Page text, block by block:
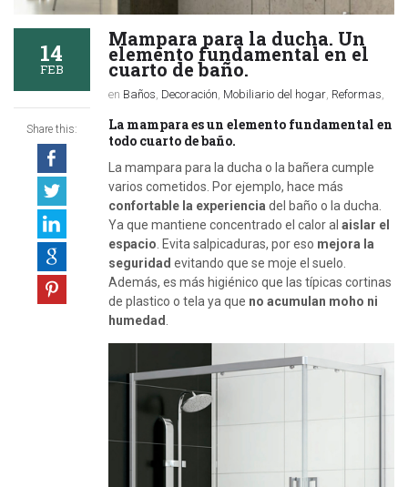
14
FEB
Share this:
Mampara para la ducha. Un
elemento fundamental en el
cuarto de baño.
en Baños Decoración Mobiliario del hogar, Reformas
La mampara es un elemento fundamental en
todo cuarto de baño.
La mampara para la ducha o la bañera cumple
varios cometidos. Por ejemplo, hace más
confortable la experiencia del baño o la ducha.
Ya que mantiene concentrado el calor al aislar el
espacio . Evita salpicaduras, por eso mejora la
seguridad evitando que se moje el suelo.
Además, es más higiénico que las típicas cortinas
de plastico o tela ya que no acumulan moho ni
humedad